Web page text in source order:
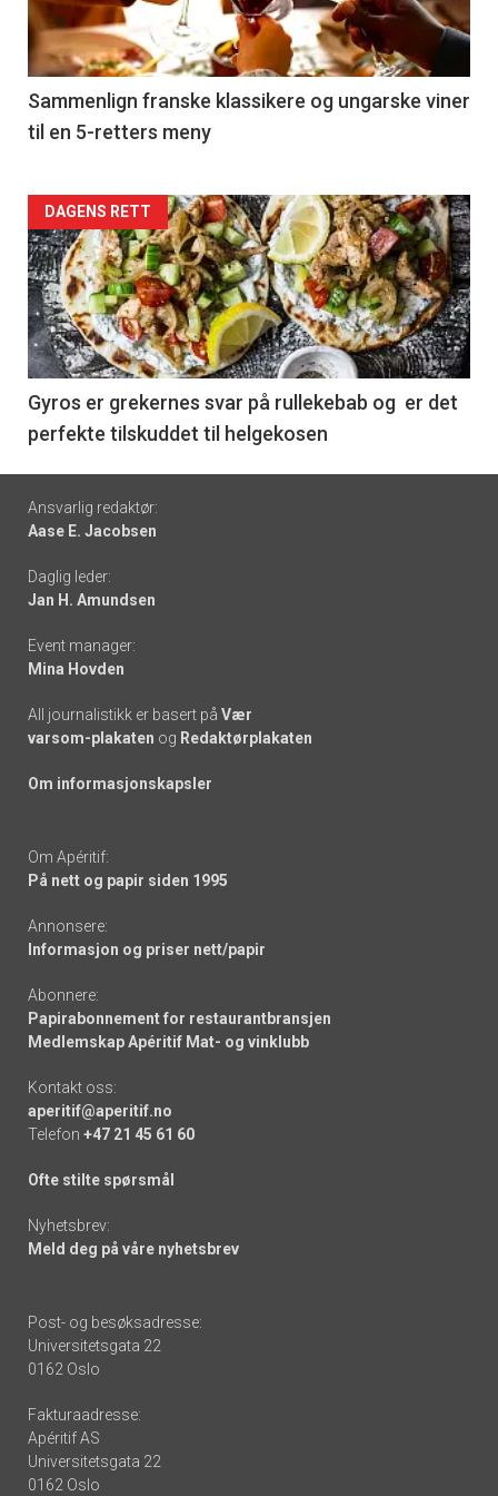
nå
-
5
Sammenlign franske klassikere og ungarske viner
til en 5-retters meny
Forsiden
akkurat
nå
-
6
DAGENS RETT
Gyros er grekernes svar på rullekebab og er det
perfekte tilskuddet til helgekosen
Footer
-
links
Ansvarlig redaktør:
Aase E. Jacobsen
Daglig leder:
Jan H. Amundsen
Event manager:
Mina Hovden
All journalistikk er basert på Vær
varsom-plakaten og Redaktørplakaten
Om informasjonskapsler
Om Apéritif:
På nett og papir siden 1995
Annonsere:
Informasjon og priser nett/papir
Abonnere:
Papirabonnement for restaurantbransjen
Medlemskap Apéritif Mat- og vinklubb
Kontakt oss:
aperitif@aperitif.no
Telefon +47 21 45 61 60
Ofte stilte spørsmål
Nyhetsbrev:
Meld deg på våre nyhetsbrev
Post- og besøksadresse:
Universitetsgata 22
0162 Oslo
Fakturaadresse:
Apéritif AS
Universitetsgata 22
0162 Oslo